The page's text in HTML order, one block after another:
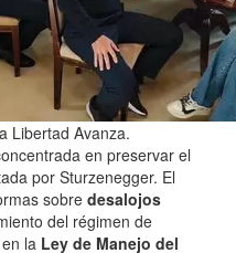
Libertad Avanza.
en preservar el
por Sturzenegger. El
sobre desalojos
del régimen de
laLey de Manejo del